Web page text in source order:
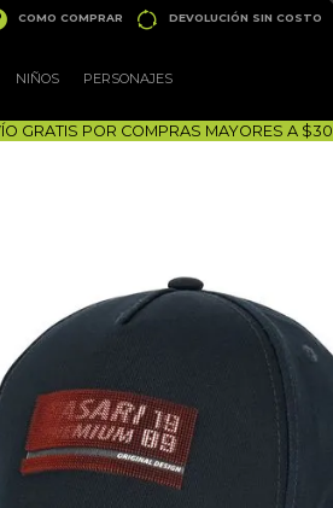
COMO COMPRAR  DEVOLUCIÓN SIN COSTO
NIÑOS PERSONAJES
GRATIS POR COMPRAS MAYORES A $30